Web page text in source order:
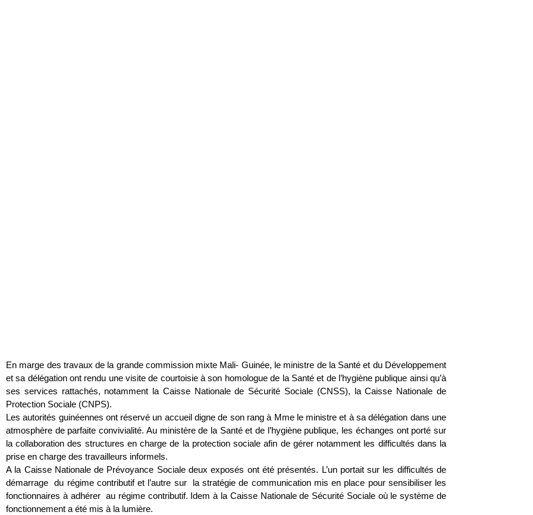
En marge des travaux de la grande commission mixte Mali- Guinée, le ministre de la Santé et du Développement
et sa délégation ont rendu une visite de courtoisie à son homologue de la Santé et de l’hygiène publique ainsi qu’à
ses services rattachés, notamment la Caisse Nationale de Sécurité Sociale (CNSS), la Caisse Nationale de
Protection Sociale (CNPS).
Les autorités guinéennes ont réservé un accueil digne de son rang à Mme le ministre et à sa délégation dans une
atmosphère de parfaite convivialité. Au ministère de la Santé et de l’hygiène publique, les échanges ont porté sur
la collaboration des structures en charge de la protection sociale afin de gérer notamment les difficultés dans la
prise en charge des travailleurs informels.
A la Caisse Nationale de Prévoyance Sociale deux exposés ont été présentés. L’un portait sur les difficultés de
démarrage du régime contributif et l’autre sur la stratégie de communication mis en place pour sensibiliser les
fonctionnaires à adhérer au régime contributif. Idem à la Caisse Nationale de Sécurité Sociale où le système de
fonctionnement a été mis à la lumière.